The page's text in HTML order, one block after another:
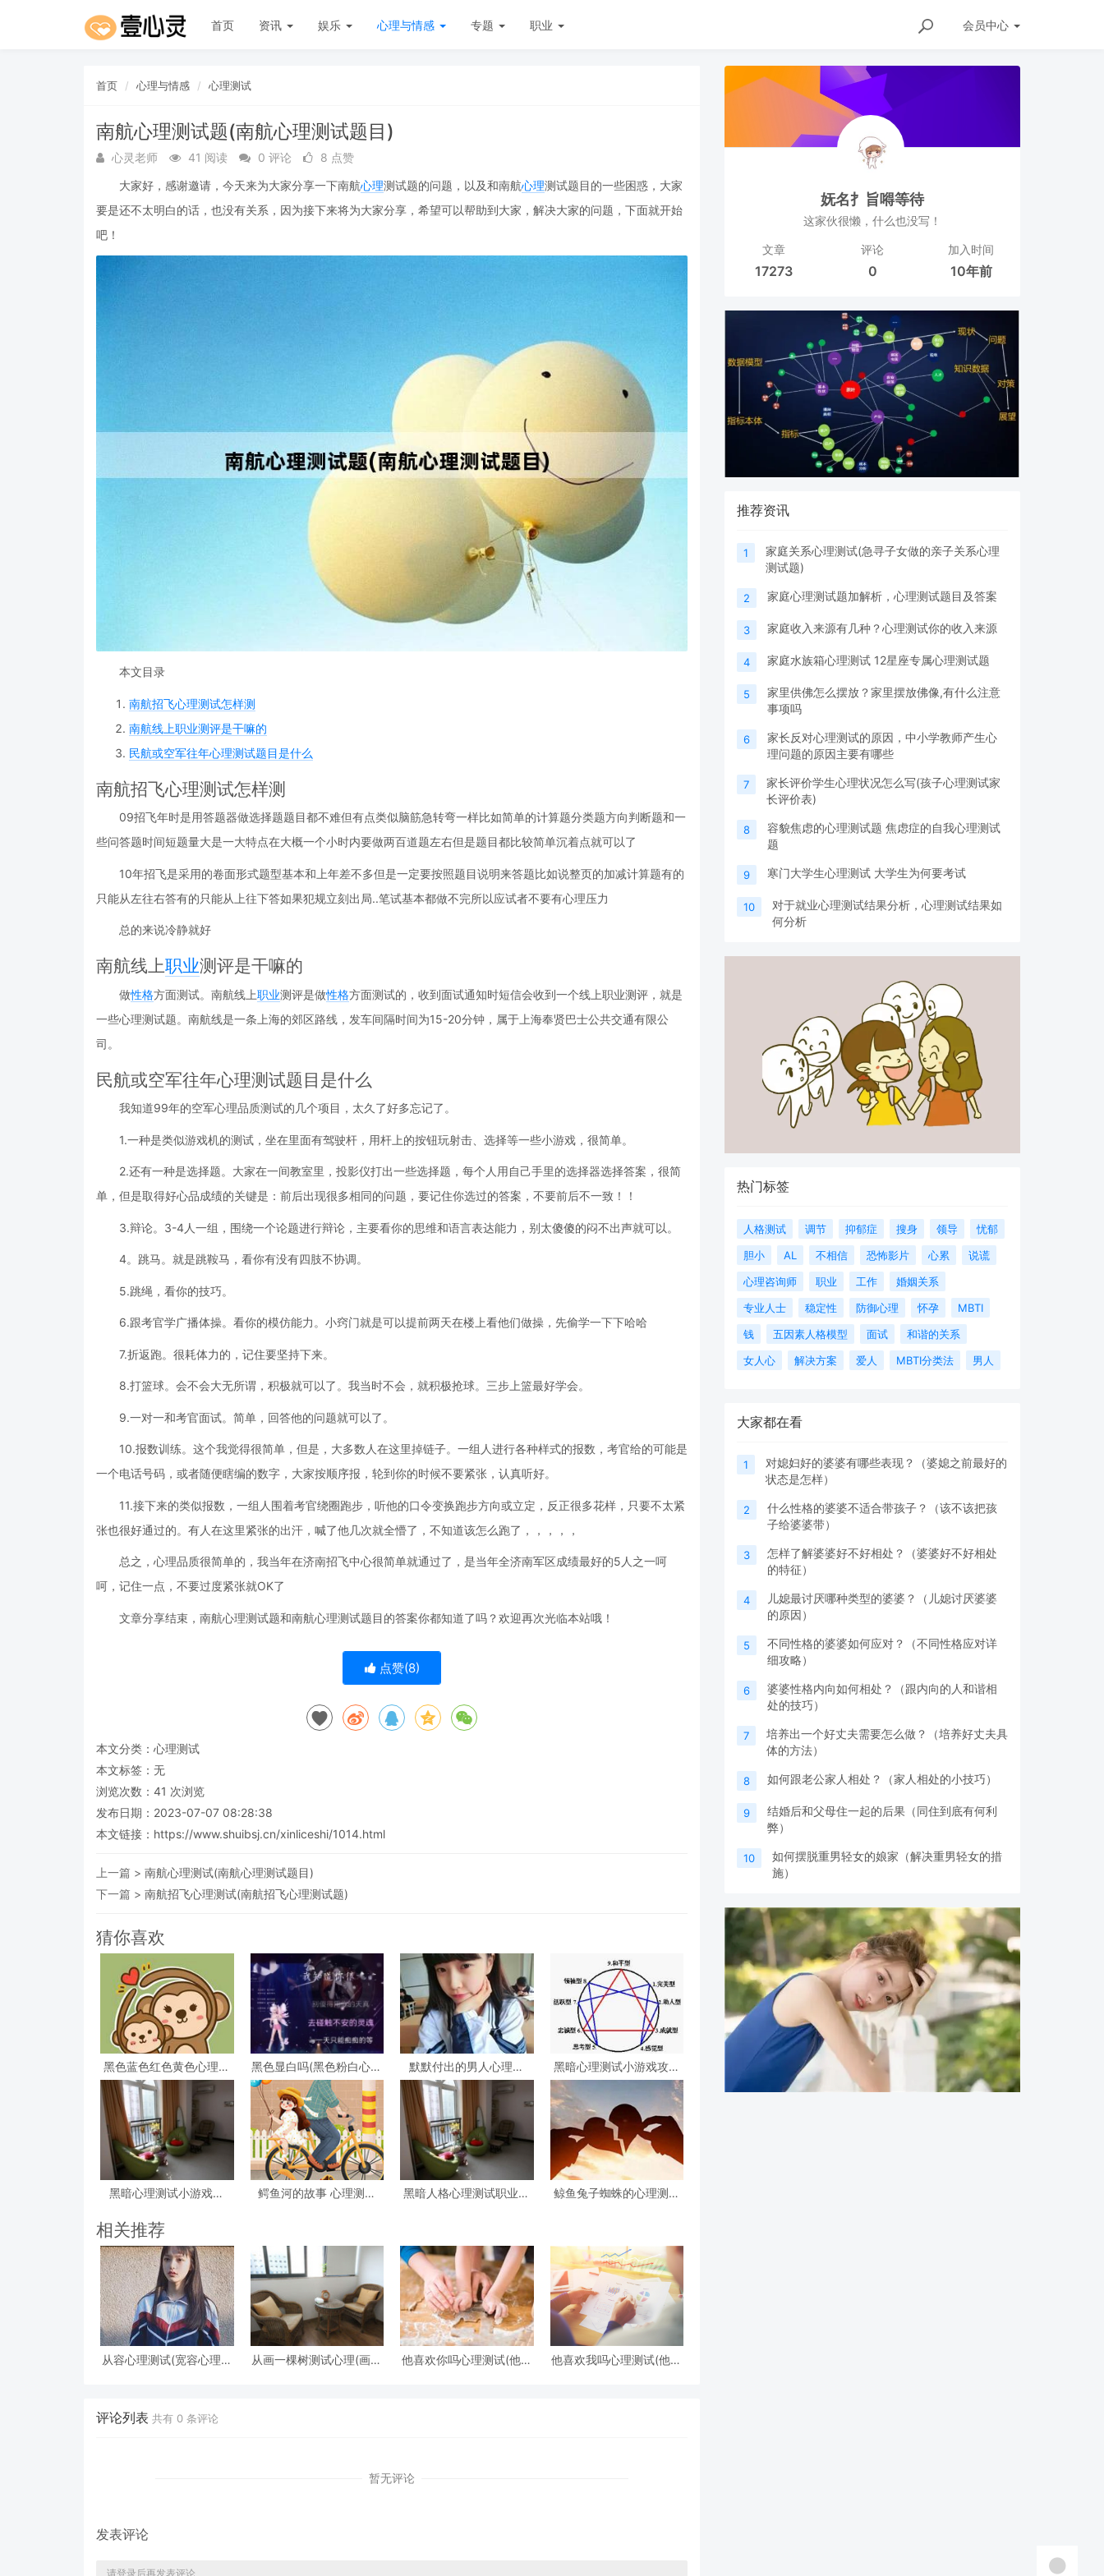
首页 资讯 娱乐 心理与情感 专题 职业 会员中心
首页 心理与情感 心理测试
南航心理测试题(南航心理测试题目)
心灵老师 41 阅读 0 评论
8 点赞
大家好，感谢邀请，今天来为大家分享一下南航心理测试题的问题，以及和南航心理测试题目的一些困惑，大家
要是还不太明白的话，也没有关系，因为接下来将为大家分享，希望可以帮助到大家，解决大家的问题，下面就开始
吧！
本文目录
南航招飞心理测试怎样测
南航线上职业测评是干嘛的
民航或空军往年心理测试题目是什么
南航招飞心理测试怎样测
09招飞年时是用答题器做选择题题目都不难但有点类似脑筋急转弯一样比如简单的计算题分类题方向判断题和一
些问答题时间短题量大是一大特点在大概一个小时内要做两百道题左右但是题目都比较简单沉着点就可以了
10年招飞是采用的卷面形式题型基本和上年差不多但是一定要按照题目说明来答题比如说整页的加减计算题有的
只能从左往右答有的只能从上往下答如果犯规立刻出局..笔试基本都做不完所以应试者不要有心理压力
总的来说冷静就好
南航线上职业测评是干嘛的
做性格方面测试。南航线上职业测评是做性格方面测试的，收到面试通知时短信会收到一个线上职业测评，就是
一些心理测试题。南航线是一条上海的郊区路线，发车间隔时间为15-20分钟，属于上海奉贤巴士公共交通有限公
司。
民航或空军往年心理测试题目是什么
我知道99年的空军心理品质测试的几个项目，太久了好多忘记了。
1.一种是类似游戏机的测试，坐在里面有驾驶杆，用杆上的按钮玩射击、选择等一些小游戏，很简单。
2.还有一种是选择题。大家在一间教室里，投影仪打出一些选择题，每个人用自己手里的选择器选择答案，很简
单，但是取得好心品成绩的关键是：前后出现很多相同的问题，要记住你选过的答案，不要前后不一致！！
3.辩论。3-4人一组，围绕一个论题进行辩论，主要看你的思维和语言表达能力，别太傻傻的闷不出声就可以。
4。跳马。就是跳鞍马，看你有没有四肢不协调。
5.跳绳，看你的技巧。
6.跟考官学广播体操。看你的模仿能力。小窍门就是可以提前两天在楼上看他们做操，先偷学一下下哈哈
7.折返跑。很耗体力的，记住要坚持下来。
8.打篮球。会不会大无所谓，积极就可以了。我当时不会，就积极抢球。三步上篮最好学会。
9.一对一和考官面试。简单，回答他的问题就可以了。
10.报数训练。这个我觉得很简单，但是，大多数人在这里掉链子。一组人进行各种样式的报数，考官给的可能是
一个电话号码，或者随便瞎编的数字，大家按顺序报，轮到你的时候不要紧张，认真听好。
11.接下来的类似报数，一组人围着考官绕圈跑步，听他的口令变换跑步方向或立定，反正很多花样，只要不太紧
张也很好通过的。有人在这里紧张的出汗，喊了他几次就全懵了，不知道该怎么跑了，，，，，
总之，心理品质很简单的，我当年在济南招飞中心很简单就通过了，是当年全济南军区成绩最好的5人之一呵
呵，记住一点，不要过度紧张就OK了
文章分享结束，南航心理测试题和南航心理测试题目的答案你都知道了吗？欢迎再次光临本站哦！
点赞(8)
本文分类： 心理测试
本文标签：无
浏览次数： 41 次浏览
发布日期：2023-07-07 08:28:38
本文链接： https://www.shuibsj.cn/xinliceshi/1014.html
上一篇 > 南航心理测试(南航心理测试题目)
下一篇 > 南航招飞心理测试(南航招飞心理测试题)
猜你喜欢
黑色蓝色红色黄色心理测
试，心理测试 红色 黑色
黄色 蓝色 白色 绿色分别
是什么
黑色显白吗(黑色粉白心理
测试准吗)
默默付出的男人心理测
试，女生心理测试
黑暗心理测试小游戏攻略
心理测试小游戏
黑暗心理测试小游戏答
鳄鱼河的故事 心理测试
黑暗人格心理测试职业，
鲸鱼兔子蜘蛛的心理测试
相关推荐
从容心理测试(宽容心理测
从画一棵树测试心理(画一
他喜欢你吗心理测试(他喜
他喜欢我吗心理测试(他喜
评论列表 共有 0 条评论
暂无评论
发表评论
妩名扌旨嘚等待
这家伙很懒，什么也没写！
文章
17273
评论
0
加入时间
10年前
推荐资讯
1
家庭关系心理测试(急寻子女做的亲子关系心理
测试题)
2 家庭心理测试题加解析，心理测试题目及答案
3 家庭收入来源有几种？心理测试你的收入来源
4 家庭水族箱心理测试 12星座专属心理测试题
5
家里供佛怎么摆放？家里摆放佛像,有什么注意
事项吗
6
家长反对心理测试的原因，中小学教师产生心
理问题的原因主要有哪些
7
家长评价学生心理状况怎么写(孩子心理测试家
长评价表)
8
容貌焦虑的心理测试题 焦虑症的自我心理测试
题
9 寒门大学生心理测试 大学生为何要考试
10
对于就业心理测试结果分析，心理测试结果如
何分析
热门标签
人格测试 调节 抑郁症 搜身 领导
忧郁
胆小
AL 不相信 恐怖影片 心累
说谎
心理咨询师
职业 工作
婚姻关系
专业人士
稳定性 防御心理 怀孕
MBTI
钱
五因素人格模型 面试
和谐的关系
女人心
解决方案 爱人 MBTI分类法 男人
大家都在看
1
对媳妇好的婆婆有哪些表现？（婆媳之前最好的
状态是怎样）
2
什么性格的婆婆不适合带孩子？（该不该把孩
子给婆婆带）
3
怎样了解婆婆好不好相处？（婆婆好不好相处
的特征）
4
儿媳最讨厌哪种类型的婆婆？（儿媳讨厌婆婆
的原因）
5
不同性格的婆婆如何应对？（不同性格应对详
细攻略）
6
婆婆性格内向如何相处？（跟内向的人和谐相
处的技巧）
7
培养出一个好丈夫需要怎么做？（培养好丈夫具
体的方法）
8 如何跟老公家人相处？（家人相处的小技巧）
9
结婚后和父母住一起的后果（同住到底有何利
弊）
10
如何摆脱重男轻女的娘家（解决重男轻女的措
施）